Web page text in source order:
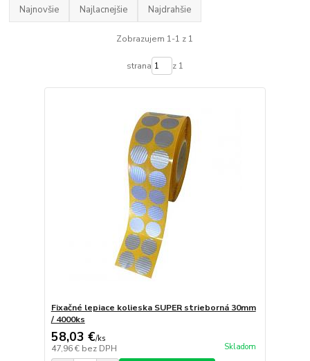
Najnovšie Najlacnejšie Najdrahšie
Zobrazujem 1-1 z 1
strana z 1
Fixačné lepiace kolieska SUPER strieborná 30mm
/ 4000ks
58,03 €/ks
47,96 € bez DPH Skladom